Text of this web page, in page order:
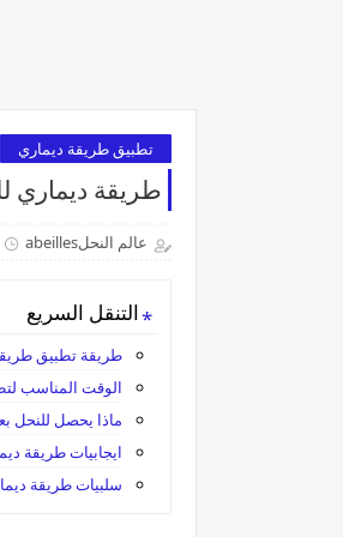
تطبيق طريقة ديماري
طريقة ديماري
عالم النحلabeilles
التنقل السريع
طريقة تطبيق
الوقت المناسب
ماذا يحصل للنحل
ايجابيات طريقة
سلبيات طريقة